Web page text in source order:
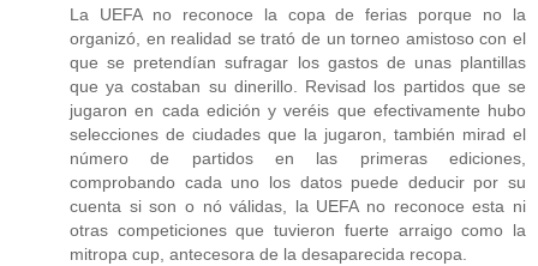
La UEFA no reconoce la copa de ferias porque no la
organizó, en realidad se trató de un torneo amistoso con el
que se pretendían sufragar los gastos de unas plantillas
que ya costaban su dinerillo. Revisad los partidos que se
jugaron en cada edición y veréis que efectivamente hubo
selecciones de ciudades que la jugaron, también mirad el
número de partidos en las primeras ediciones,
comprobando cada uno los datos puede deducir por su
cuenta si son o nó válidas, la UEFA no reconoce esta ni
otras competiciones que tuvieron fuerte arraigo como la
mitropa cup, antecesora de la desaparecida recopa.